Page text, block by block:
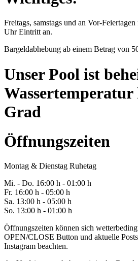
Freitags, samstags und an Vor-
Uhr Eintritt an.
Bargeldabhebung ab einem Betrag von
Unser Pool ist
Wassertemperatur
Grad
Öffnungszeiten
Montag & Dienstag Ruhetag
Mi. - Do. 16:00 h - 01:00 h
Fr. 16:00 h - 05:00 h
Sa. 13:00 h - 05:00 h
So. 13:00 h - 01:00 h
Öffnungszeiten können sich
OPEN/CLOSE Button und aktuelle
Instagram beachten.